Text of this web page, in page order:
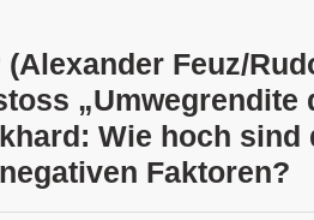
Feuz/
„Umwegrendite
Wie hoch sind
Faktoren?